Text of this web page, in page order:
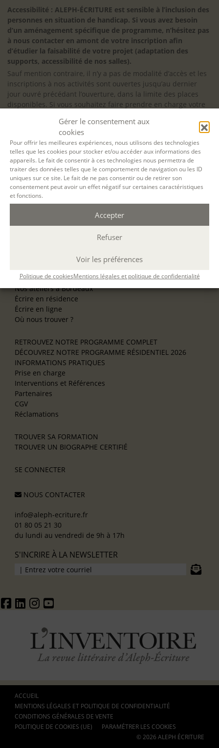
Gérer le consentement aux
cookies
Pour offrir les meilleures expériences, nous utilisons des technologies
telles que les cookies pour stocker et/ou accéder aux informations des
appareils. Le fait de consentir à ces technologies nous permettra de
traiter des données telles que le comportement de navigation ou les ID
uniques sur ce site. Le fait de ne pas consentir ou de retirer son
consentement peut avoir un effet négatif sur certaines caractéristiques
et fonctions.
Accepter
Refuser
Voir les préférences
Politique de cookiesMentions légales et politique de confidentialité
Accessibilité : ALEPH-ÉCRITURE est sensible à l’inclusion des
personnes en situation de handicap. Si vous avez besoin
d’un aménagement spécifique de programme, n’hésitez pas
à nous contacter en amont de votre inscription afin
d’étudier la faisabilité de votre projet (adaptation des
supports, accessibilité de nos salles).
Sauf mention contraire, il n’y a pas de modalité d’accès et les
inscriptions à nos activités sont ouvertes jusqu’au dernier
jour ouvré précédant l’ouverture, dans la limite des places
disponibles. Si vous souhaitez faire prendre en charge votre
est à effectuer au plus tard un mois avant le début de la
NOS ATELIERS
Découverte
L’école d’écriture
La fabrique du manuscrit
Les stages pour artistes-auteurs
Se former à la biographie
Nos ateliers à Lyon
Nos ateliers à Bordeaux
Écrire en résidence
Écrire en ligne
Où nous trouver ?
RETROUVEZ NOTRE PROGRAMME COMPLET
DÉCOUVREZ NOTRE PROGRAMME RÉSIDENTIEL 2026
INFORMATIONS PRATIQUES
Prise en charge
Interventions et Références
Partenaires
CGV
Réclamations
TROUVER SA FORMATION
TROUVER UN BIOGRAPHE CERTIFIÉ
SE CONNECTER
NOUS CONTACTER
info@aleph-ecriture.fr
01 80 05 21 30
du lundi au vendredi de 9h à 17h
S'INCRIRE À LA NEWSLETTER
ACCUEIL
MENTIONS LÉGALES ET POLITIQUE DE CONFIDENTIALITÉ
CONDITIONS GÉNÉRALES DE VENTE
POLITIQUE DE COOKIES (UE)
PARAMÉTRER LES COOKIES
© 2026 ALEPH ÉCRITURE